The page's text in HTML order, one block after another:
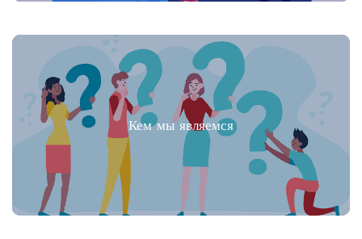
Кем мы являемся